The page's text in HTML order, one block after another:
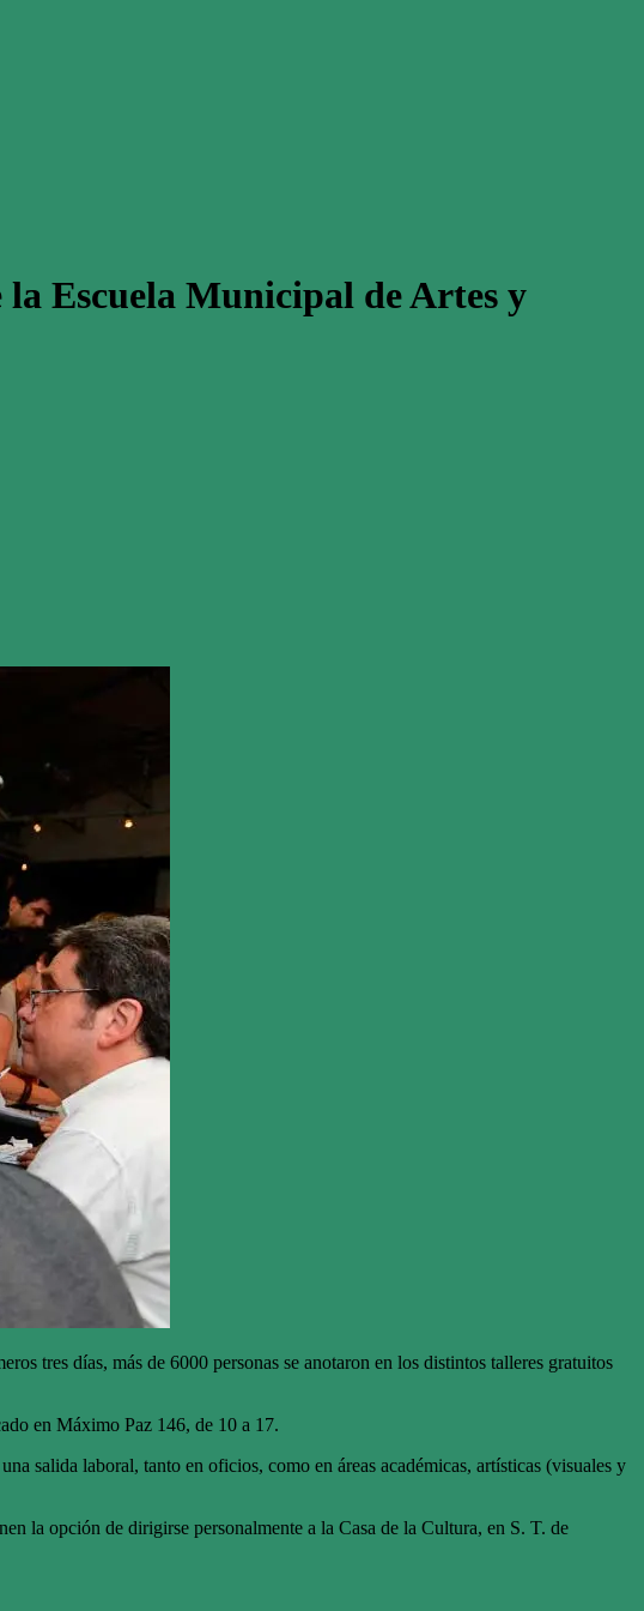
la Escuela Municipal de Artes y
tres días, más de 6000 personas se anotaron en los distintos talleres gratuitos
en Máximo Paz 146, de 10 a 17.
salida laboral, tanto en oficios, como en áreas académicas, artísticas (visuales y
la opción de dirigirse personalmente a la Casa de la Cultura, en S. T. de